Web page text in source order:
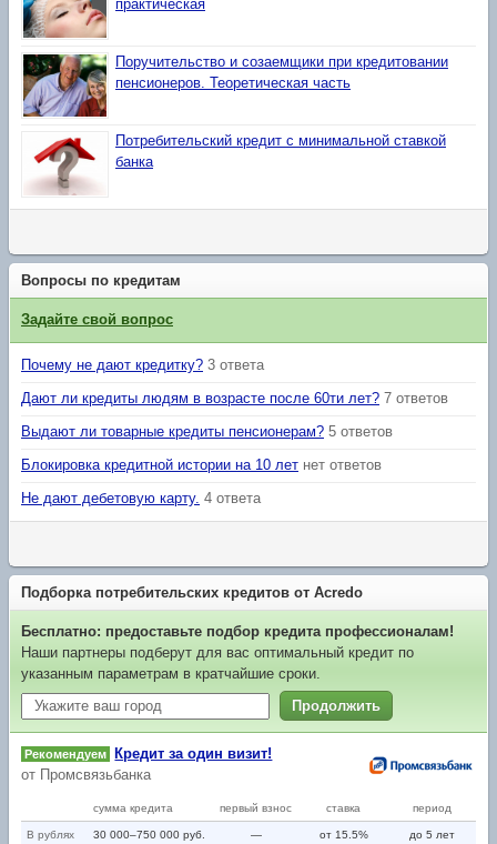
практическая
Поручительство и созаемщики при кредитовании
пенсионеров. Теоретическая часть
Потребительский кредит с минимальной ставкой
банка
Вопросы по кредитам
Задайте свой вопрос
Почему не дают кредитку? 3 ответа
Дают ли кредиты людям в возрасте после 60ти лет? 7 ответов
Выдают ли товарные кредиты пенсионерам? 5 ответов
Блокировка кредитной истории на 10 лет нет ответов
Не дают дебетовую карту. 4 ответа
Подборка потребительских кредитов от Acredo
Бесплатно: предоставьте подбор кредита профессионалам!
Наши партнеры подберут для вас оптимальный кредит по
указанным параметрам в кратчайшие сроки.
Продолжить
Рекомендуем
Кредит за один визит!
от Промсвязьбанка
сумма кредита первый взнос ставка период
В рублях 30 000–750 000 руб. — от 15.5% до 5 лет